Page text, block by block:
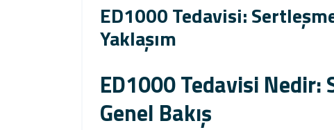
ED1000 Tedavisi:
Yaklaşım
ED1000 Tedavisi
Genel Bakış